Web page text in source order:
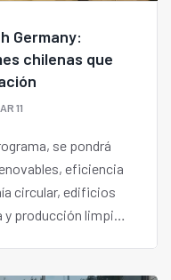
Germany:
chilenas que
11
se pondrá
eficiencia
circular, edificios
producción limpia